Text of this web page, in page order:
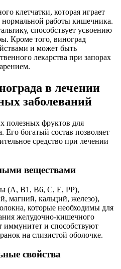
клетчатки, которая играет
работы кишечника.
способствует усвоению
Кроме того, виноград
и может быть
лекарства при запорах
в лечении
заболеваний
полезных фруктов для
Его богатый состав позволяет
средство при лечении
веществами
(А, В1, В6, С, Е, РР),
магний, кальций, железо),
которые необходимы для
желудочно-кишечного
и способствуют
на слизистой оболочке.
свойства